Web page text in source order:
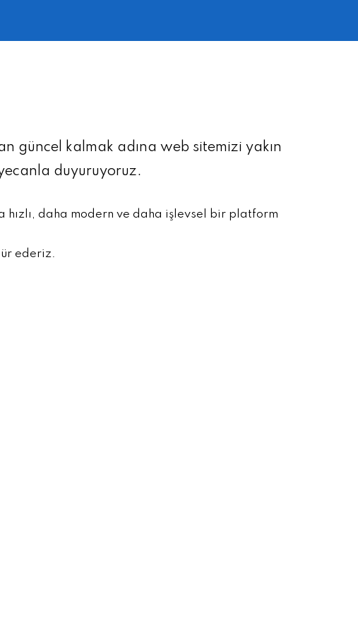
güncel kalmak adına web sitemizi yakın
duyuruyoruz.
hızlı, daha modern ve daha işlevsel bir platform
ederiz.